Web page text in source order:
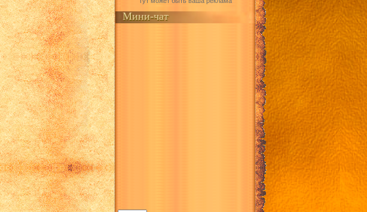
Мини-чат